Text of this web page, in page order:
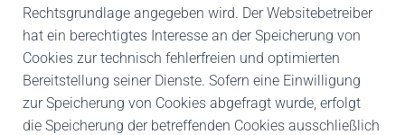
Rechtsgrundlage angegeben wird. Der Websitebetreiber
hat ein berechtigtes Interesse an der Speicherung von
Cookies zur technisch fehlerfreien und optimierten
Bereitstellung seiner Dienste. Sofern eine Einwilligung
zur Speicherung von Cookies abgefragt wurde, erfolgt
die Speicherung der betreffenden Cookies ausschließlich